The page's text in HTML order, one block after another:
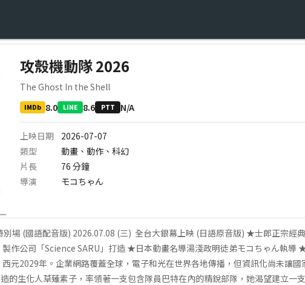
攻殼機動隊 2026
The Ghost In the Shell
IMDb 8.0 LINE 8.6 PTT N/A
上映日期
2026-07-07
類型
動畫、動作、科幻
片長
76 分鐘
導演
モコちゃん
場 (國語配音版) 2026.07.08 (三) ​ ​全台大銀幕上映 (日語原音版) ★士郎正宗經
作公司「Science SARU」打造 ★日本動畫名導湯淺政明徒弟モコちゃん執導
元2029年。企業網路覆蓋全球，電子和光在世界各地傳播，但資訊化尚未讓國
的生化人草薙素子，率領著一支包含隊員巴特在內的精銳部隊，她渴望建立一